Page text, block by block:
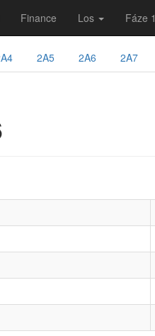
Finance Los Fáze 1
2A5 2A6 2A7